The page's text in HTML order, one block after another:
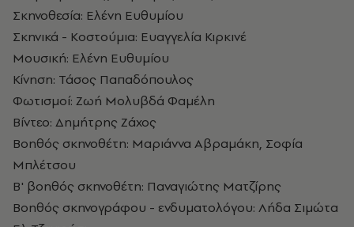
Σκηνοθεσία: Ελένη Ευθυμίου
Σκηνικά - Κοστούμια: Ευαγγελία Κιρκινέ
Μουσική: Ελένη Ευθυμίου
Κίνηση: Τάσος Παπαδόπουλος
Φωτισμοί: Ζωή Μολυβδά Φαμέλη
Βίντεο: Δημήτρης Ζάχος
Βοηθός σκηνοθέτη: Μαριάννα Αβραμάκη, Σοφία
Μπλέτσου
Β' βοηθός σκηνοθέτη: Παναγιώτης Ματζίρης
Βοηθός σκηνογράφου - ενδυματολόγου: Λήδα Σιμώτα